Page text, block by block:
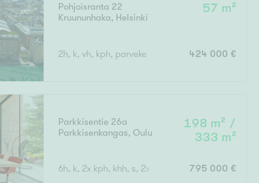
Pohjoisranta 22
Kruununhaka, Helsinki
57 m²
2h, k, vh, kph, parveke 424 000 €
Parkkisentie 26a
Parkkisenkangas, Oulu
198 m² /
333 m²
6h, k, 2x kph, khh, s, 2x wc, terassi + uima-allas
795 000 €